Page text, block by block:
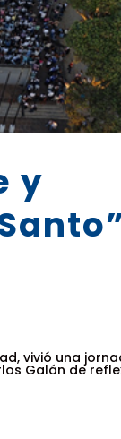
y
vivió una
Galán de